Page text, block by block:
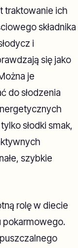
traktowanie ich
składnika
i
się jako
je
do słodzenia
słodki smak,
szybkie
rolę w diecie
pokarmowego.